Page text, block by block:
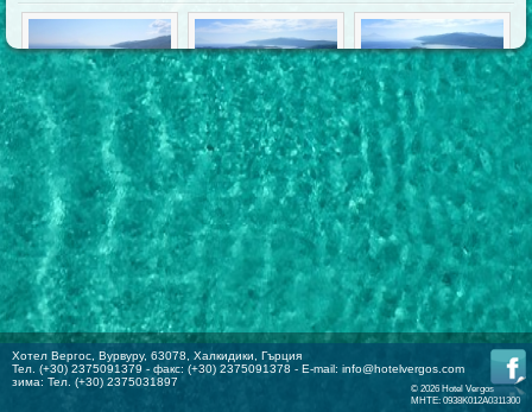
Хотел Вергос, Вурвуру, 63078, Халкидики, Гърция
Тел. (+30) 2375091379 - факс: (+30) 2375091378 - E-mail: info@hotelvergos.com
зима: Тел. (+30) 2375031897
© 2026 Hotel Vergos
MHTE: 0938K012A0311300